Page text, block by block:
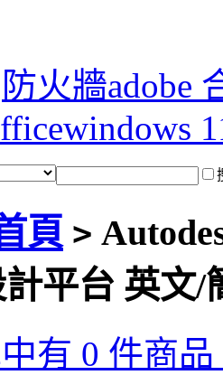
防火牆adobe
windows
頁 >
平台 英文/
有 0 件商